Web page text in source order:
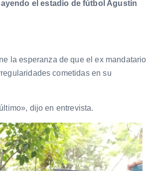
el estadio de fútbol Agustín
la esperanza de que el ex mandatario
cometidas en su
dijo en entrevista.